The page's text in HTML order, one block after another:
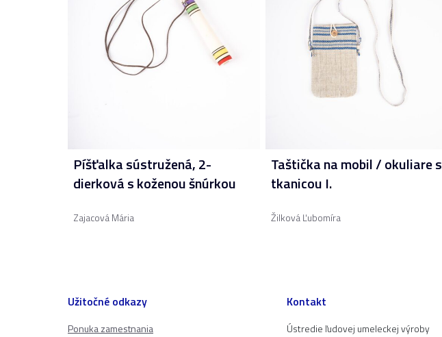
Píšťalka sústružená, 2-
dierková s koženou šnúrkou
Zajacová Mária
Taštička na mobil / okuliare s
tkanicou I.
Žilková Ľubomíra
Užitočné odkazy
Ponuka zamestnania
Kontakt
Ústredie ľudovej umeleckej výroby